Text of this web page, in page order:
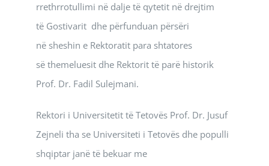
rrethrrotullimi në dalje të qytetit në drejtim
të Gostivarit dhe përfunduan përsëri
në sheshin e Rektoratit para shtatores
së themeluesit dhe Rektorit të parë historik
Prof. Dr. Fadil Sulejmani.
Rektori i Universitetit të Tetovës Prof. Dr. Jusuf
Zejneli tha se Universiteti i Tetovës dhe populli
shqiptar janë të bekuar me